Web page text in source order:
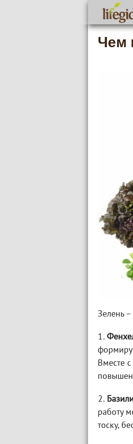
Чем
Зелень
1.
Вместе
2.
работу
тоску,